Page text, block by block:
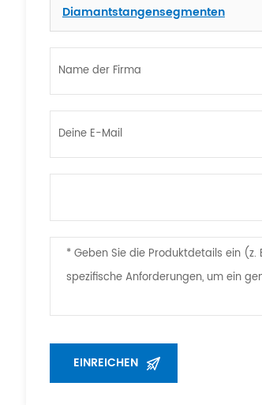
Diamantstangensegmenten